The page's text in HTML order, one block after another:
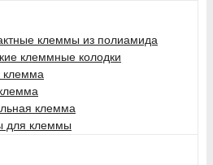
клеммы из полиамида
клеммные колодки
клемма
клемма
для клеммы